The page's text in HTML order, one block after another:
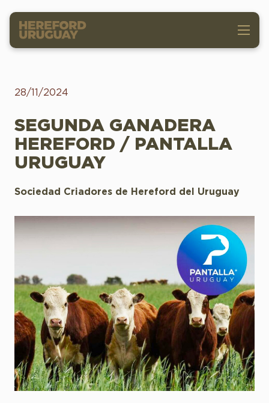
28/11/2024
SEGUNDA GANADERA
HEREFORD / PANTALLA
URUGUAY
Sociedad Criadores de Hereford del Uruguay